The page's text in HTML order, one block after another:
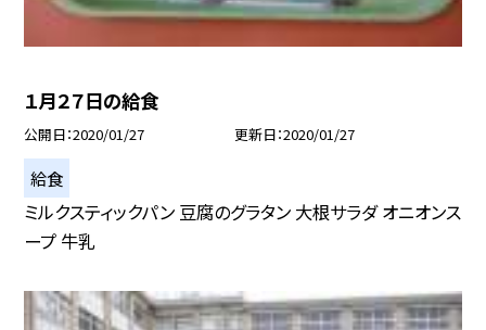
１月２７日の給食
公開日 2020/01/27 更新日 2020/01/27
給食
ミルクスティックパン 豆腐のグラタン 大根サラダ オニオンス
ープ 牛乳